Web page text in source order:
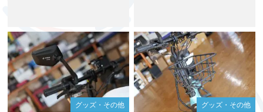
グッズ・その他 グッズ・その他